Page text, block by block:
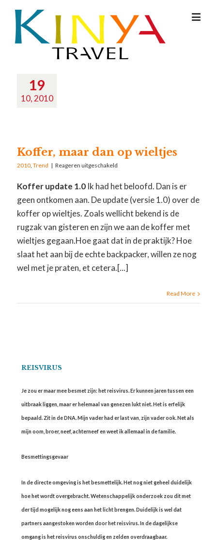
19
10, 2010
Koffer, maar dan op wieltjes
2010,Trend | Reageren uitgeschakeld
Koffer update 1.0 Ik had het beloofd. Dan is er
geen ontkomen aan. De update (versie 1.0) over de
koffer op wieltjes. Zoals wellicht bekend is de
rugzak van gisteren en zijn we aan de koffer met
wieltjes gegaan.Hoe gaat dat in de praktijk? Hoe
slaat het aan bij de echte backpacker, willen ze nog
wel met je praten, et cetera.[...]
Read More
REISVIRUS
Je zou er maar mee besmet zijn: het reisvirus. Er kunnen jaren tussen een
uitbraak liggen, maar er helemaal van genezen lukt niet. Het is erfelijk
bepaald. Zit in de DNA. Mijn vader had er last van, zijn vader ook. Net als
mijn oom, broer, neef, achterneef en weet ik allemaal in de familie.
Besmettingsgevaar
In de directe omgeving is het besmettelijk. Het nog niet geheel duidelijk
hoe het wordt overgebracht. Wetenschappelijk onderzoek zou dit met
der tijd mogelijk nog eens aan het licht brengen. Duidelijk is wel dat
partners aangestoken worden door het reisvirus. In de dagelijkse
omgang is het reisvirus onschuldig en zelden overdraagbaar.